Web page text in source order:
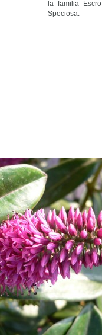
la familia
Speciosa.